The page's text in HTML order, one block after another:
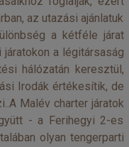
az utazási ajánlatuk
a kétféle járat
a légitársaság
hálózatán keresztül,
Irodák értékesítik, de
Malév charter járatok
- a Ferihegyi 2-es
olyan tengerparti